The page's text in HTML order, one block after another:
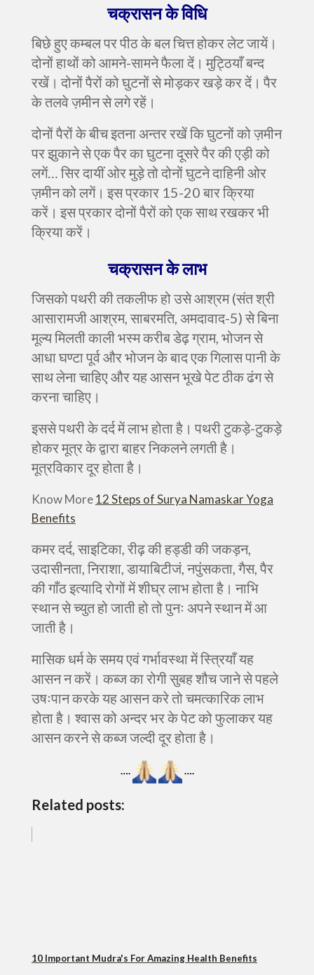
चक्रासनके विधि
बिछे हुए कम्बल पर पीठ के बल चित्त होकर लेट जायें।
दोनों हाथों को आमने-सामने फैला दें। मुट्ठियाँ बन्द
रखें। दोनों पैरों को घुटनों से मोड़कर खड़े कर दें। पैर
के तलवे ज़मीन से लगे रहें।
दोनों पैरों के बीच इतना अन्तर रखें कि घुटनों को ज़मीन
पर झुकाने से एक पैर का घुटना दूसरे पैर की एड़ी को
लगें… सिर दायीं ओर मुड़े तो दोनों घुटने दाहिनी ओर
ज़मीन को लगें। इस प्रकार 15-20 बार क्रिया
करें। इस प्रकार दोनों पैरों को एक साथ रखकर भी
क्रिया करें।
चक्रासनकेलाभ
जिसको पथरी की तकलीफ हो उसे आश्रम (संत श्री
आसारामजी आश्रम, साबरमति, अमदावाद-5) से बिना
मूल्य मिलती काली भस्म करीब डेढ़ ग्राम, भोजन से
आधा घण्टा पूर्व और भोजन के बाद एक गिलास पानी के
साथ लेना चाहिए और यह आसन भूखे पेट ठीक ढंग से
करना चाहिए।
इससे पथरी के दर्द में लाभ होता है। पथरी टुकड़े-टुकड़े
होकर मूत्र के द्वारा बाहर निकलने लगती है।
मूत्रविकार दूर होता है।
Know More12 Steps of Surya Namaskar Yoga
Benefits
कमर दर्द, साइटिका, रीढ़ की हड्डी की जकड़न,
उदासीनता, निराशा, डायाबिटीजं, नपुंसकता, गैस, पैर
की गाँठ इत्यादि रोगों में शीघ्र लाभ होता है। नाभि
स्थान से च्युत हो जाती हो तो पुनः अपने स्थान में आ
जाती है।
मासिक धर्म के समय एवं गर्भावस्था में स्त्रियाँ यह
आसन न करें। कब्ज का रोगी सुबह शौच जाने से पहले
उषःपान करके यह आसन करे तो चमत्कारिक लाभ
होता है। श्वास को अन्दर भर के पेट को फुलाकर यह
आसन करने से कब्ज जल्दी दूर होता है।
…. ….
Related posts:
10 Important Mudra's For Amazing Health Benefits